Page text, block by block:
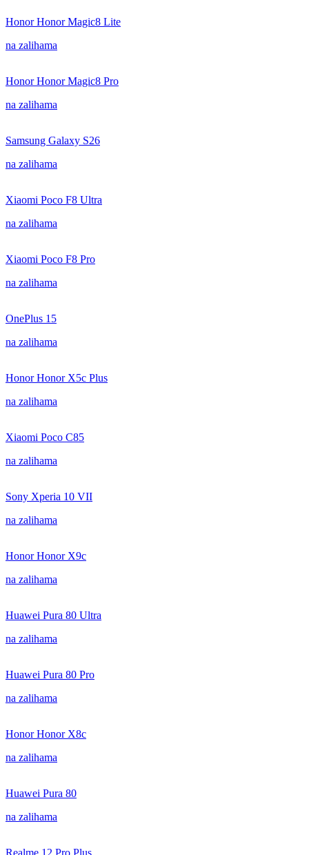
Honor Honor Magic8 Lite
na zalihama
Honor Honor Magic8 Pro
na zalihama
Samsung Galaxy S26
na zalihama
Xiaomi Poco F8 Ultra
na zalihama
Xiaomi Poco F8 Pro
na zalihama
OnePlus 15
na zalihama
Honor Honor X5c Plus
na zalihama
Xiaomi Poco C85
na zalihama
Sony Xperia 10 VII
na zalihama
Honor Honor X9c
na zalihama
Huawei Pura 80 Ultra
na zalihama
Huawei Pura 80 Pro
na zalihama
Honor Honor X8c
na zalihama
Huawei Pura 80
na zalihama
Realme 12 Pro Plus